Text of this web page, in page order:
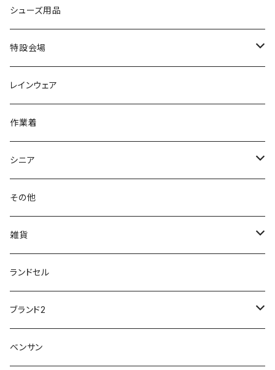
オフィスサンダル
サンダル/クロッグ
作業靴
フォーマル/ビジネス/通学靴
学生靴
ビジネスシューズ
アウトドア/トレッキング
スポーツ
上履き/スリッパ
アキレス Achilles
GIRARE
Field tex
イチマツ
パンジー Pansy
第一ゴム
ミレディ Milady
スミクラ
コンバース CONVERSE
ネウシ NEUSHI
トパーズ TOPAZ
アシックス
スケッチャーズ
ナースシューズ
疲れにくいクッション性能
脱ぎ履き簡単
20190123nsnk
20190211nattack
20200114ncv
20191223nrain
20190106nattack
20190223nkutu
20190501nnf
20200701nmensand
20200721nwsand
20190702caq
シューズ用品
特設会場
悩み解決
膝・腰痛
暑い、足汗、ムレ対策
レインアイテム
レインブーツ
防水シューズ
レインブーツ
アウトドア・トレッキング
動画でご紹介
フォーマル/ビジネス/通学靴
軽量
夏特集
レインウェア
作業着
シニア
カジュアル
カジュアルシューズ
紳士
婦人
その他
雑貨
雨具
傘
ランドセル
ブランド2
ノースフェイス
ベンサン